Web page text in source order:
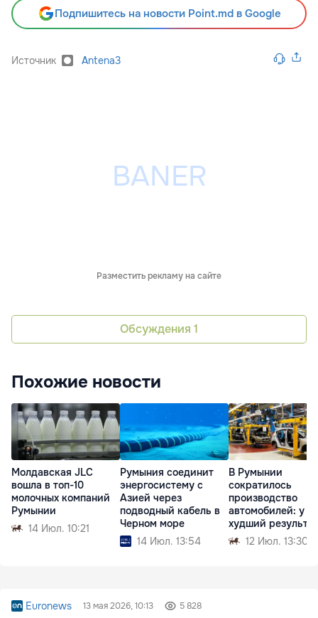
Подпишитесь на новости Point.md в Google
Источник Antena3
Разместить рекламу на сайте
Обсуждения 1
Похожие новости
Молдавская JLC
вошла в топ-10
молочных компаний
Румынии
14 Июл. 10:21
Румыния соединит
энергосистему с
Азией через
подводный кабель в
Черном море
14 Июл. 13:54
В Румынии
сократилось
производство
автомобилей: у
худший результат
12 Июл. 13:30
Euronews 13 мая 2026, 10:13 5 828